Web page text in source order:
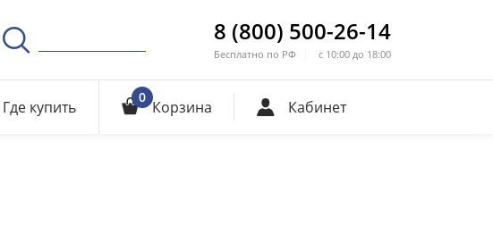
8 (800) 500-26-14
Бесплатно по РФ с 10:00 до 18:00
Где купить 0 Корзина Кабинет